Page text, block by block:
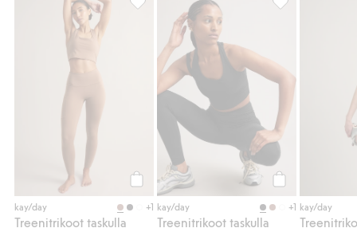
kay/day +1
Treenitrikoot taskulla
Treenitrikoot taskulla, Lisää suosikkeihin
kay/day +1
Treenitrikoot taskulla
kay/day